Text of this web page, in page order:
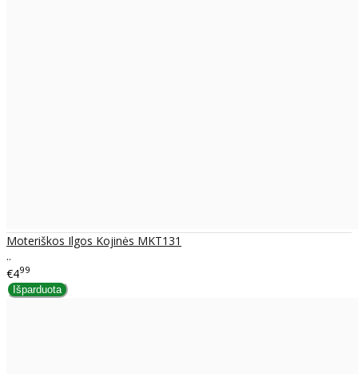
Moteriškos Ilgos Kojinės MKT131
..
€499